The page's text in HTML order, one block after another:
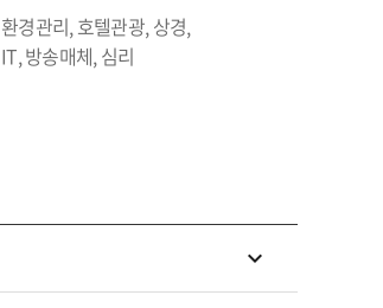
환경관리, 호텔관광, 상경,
IT, 방송매체, 심리